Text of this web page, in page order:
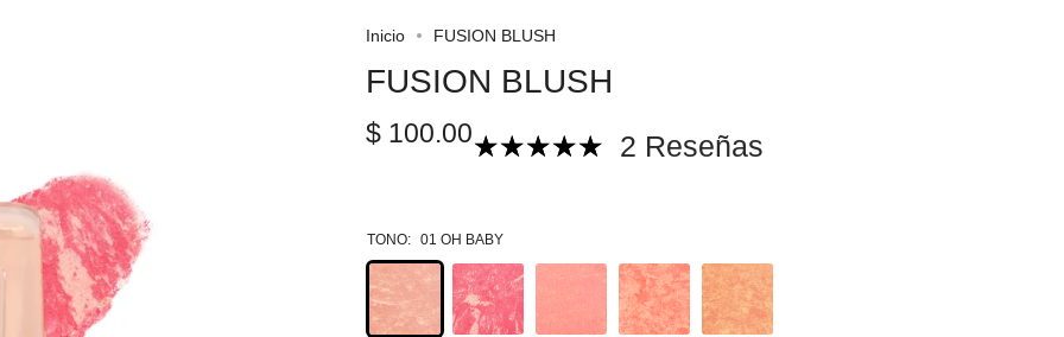
Inicio FUSION BLUSH
FUSION BLUSH
$ 100.00 2 Reseñas
TONO: 01 OH BABY